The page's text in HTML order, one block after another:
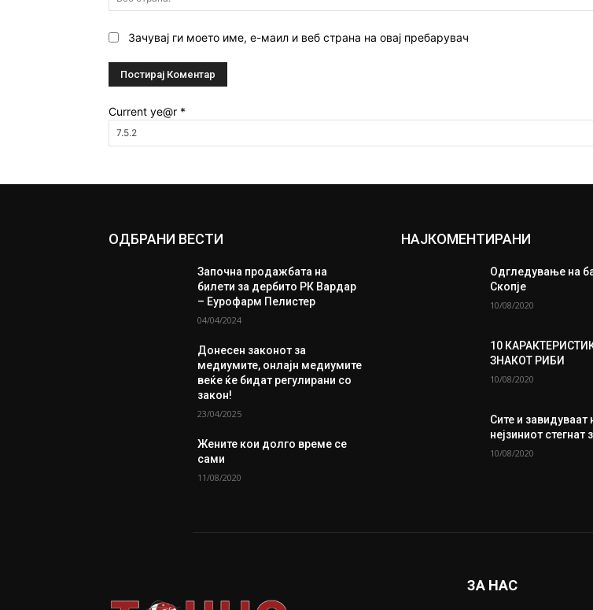
Зачувај ги моето име, е-маил и веб страна на овај пребарувач
Current ye@r *
ОДБРАНИ ВЕСТИ
Започна продажбата на
билети за дербито РК Вардар
– Еурофарм Пелистер
04/04/2024
Донесен законот за
медиумите, онлајн медиумите
веќе ќе бидат регулирани со
закон!
23/04/2025
Жените кои долго време се
сами
11/08/2020
НАЈКОМЕНТИРАНИ
Одгледување на
Скопје
10/08/2020
10
ЗНАКОТ РИБИ
10/08/2020
Сите и завидуваат
нејзиниот стегнат
10/08/2020
ЗА НАС